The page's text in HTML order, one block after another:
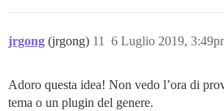
jrgong (jrgong) 6 Luglio 2019,
11
Adoro questa idea! Non vedo l’ora di
tema o un plugin del genere.